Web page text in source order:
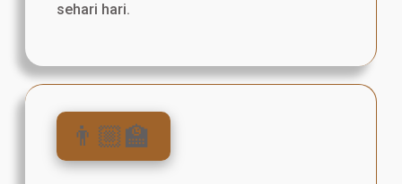
sehari hari.
👨🏼‍🏫